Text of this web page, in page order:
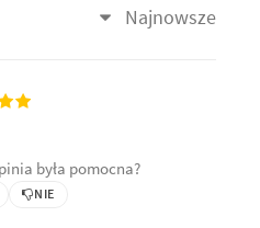
Najnowsze
była pomocna?
NIE